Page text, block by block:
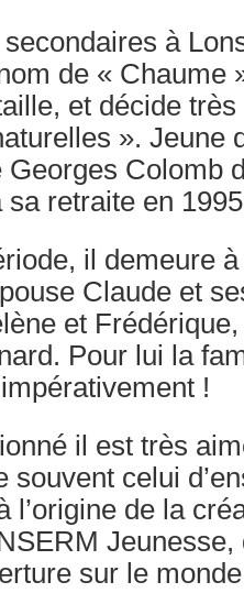
à
de « Chaume
et décide très
». Jeune
Colomb
sa retraite en
il demeure
Claude et
et
Pour lui la
!
il est très
souvent celui
l’origine de la
Jeunesse,
sur le